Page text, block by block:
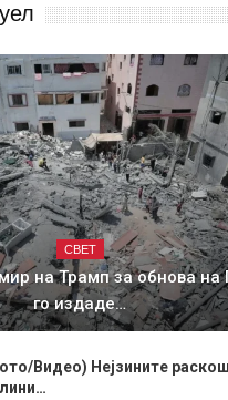
СВЕТ
на Трамп за обнова на
го издаде…
Видео) Нејзините